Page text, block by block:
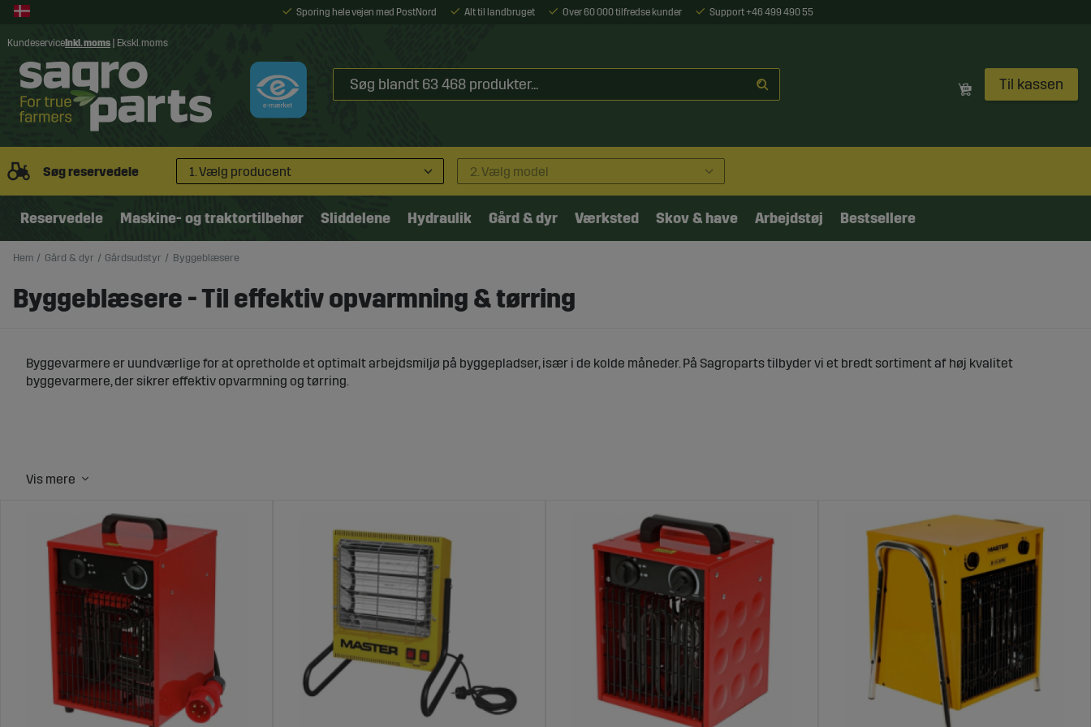
Sporing hele vejen med PostNord Alt til landbruget Over 60 000 tilfredse kunder Support +46 499 490 55
Kundeservice Inkl. moms Ekskl. moms
Til kassen
Søg reservedele 1. Vælg producent 2. Vælg model
Reservedele Maskine- og traktortilbehør Sliddelene Hydraulik Gård & dyr Værksted Skov & have Arbejdstøj Bestsellere
Hem Gård & dyr Gårdsudstyr Byggeblæsere
Byggeblæsere - Til effektiv opvarmning & tørring
Byggevarmere er uundværlige for at opretholde et optimalt arbejdsmiljø på byggepladser, især i de kolde måneder. På Sagroparts tilbyder vi et bredt sortiment af høj kvalitet
byggevarmere, der sikrer effektiv opvarmning og tørring.
Hvad er byggevarmere, og hvorfor er de vigtige?
Forebygge fugt og skimmel gennem effektiv tørring.
Skabe et behageligt arbejdsmiljø for arbejdere.
Fremskynde tørringsprocesser for materialer som beton og maling.
Fordele ved at købe byggevarmere fra Sagroparts
Høj kvalitet:Vores byggevarmere er nøje udvalgt for at sikre lang holdbarhed og pålidelig ydeevne.
Bredt sortiment:
Vi tilbyder varmere i forskellige kapaciteter og brændstoffer for at imødekomme dine specifikke behov.
Konkurrencedygtige priser:Få valuta for pengene med vores prisvenlige alternativer uden at gå på kompromis med kvaliteten.
Hurtig levering:Effektive leveringsløsninger sikrer, at du modtager din bestilling, når du har brug for den.